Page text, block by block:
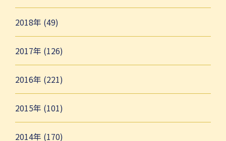
2018年 (49)
2017年 (126)
2016年 (221)
2015年 (101)
2014年 (170)